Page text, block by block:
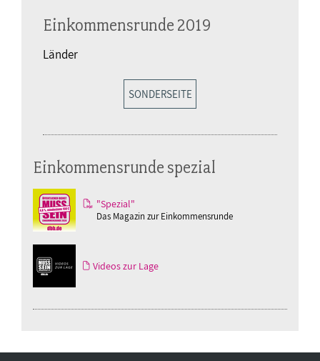
Einkommensrunde 2019
Länder
SONDERSEITE
Einkommensrunde spezial
"Spezial"
Das Magazin zur Einkommensrunde
Videos zur Lage